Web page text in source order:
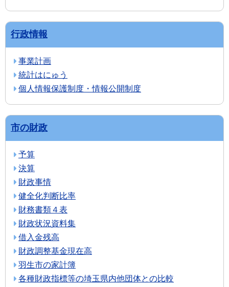
行政情報
事業計画
統計はにゅう
個人情報保護制度・情報公開制度
市の財政
予算
決算
財政事情
健全化判断比率
財務書類４表
財政状況資料集
借入金残高
財政調整基金現在高
羽生市の家計簿
各種財政指標等の埼玉県内他団体との比較